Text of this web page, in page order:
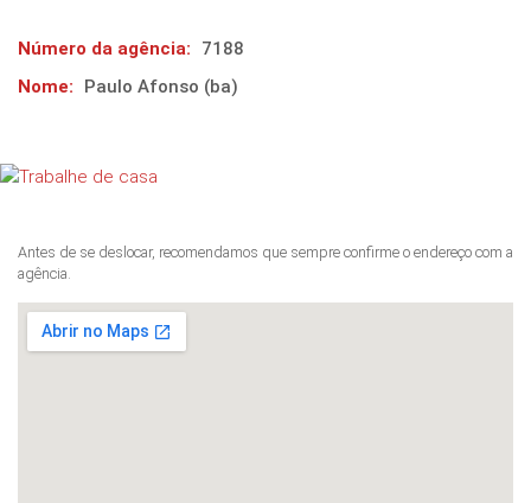
Número da agência:
7188
Nome:
Paulo Afonso (ba)
Antes de se deslocar, recomendamos que sempre confirme o endereço com a
agência.